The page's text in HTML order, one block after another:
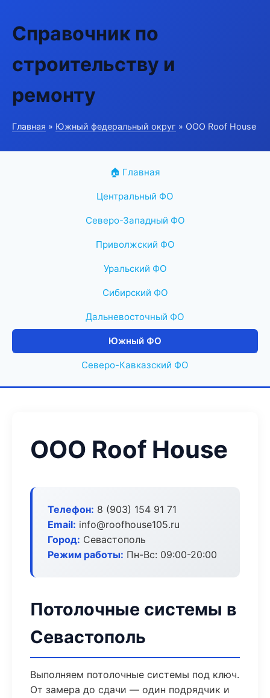
Справочник по
строительству и
ремонту
Главная » Южный федеральный округ » ООО Roof House
🏠 Главная
Центральный ФО
Северо-Западный ФО
Приволжский ФО
Уральский ФО
Сибирский ФО
Дальневосточный ФО
Южный ФО
Северо-Кавказский ФО
ООО Roof House
Телефон: 8 (903) 154 91 71
Email: info@roofhouse105.ru
Город: Севастополь
Режим работы: Пн-Вс: 09:00-20:00
Потолочные системы в
Севастополь
Выполняем потолочные системы под ключ.
От замера до сдачи — один подрядчик и